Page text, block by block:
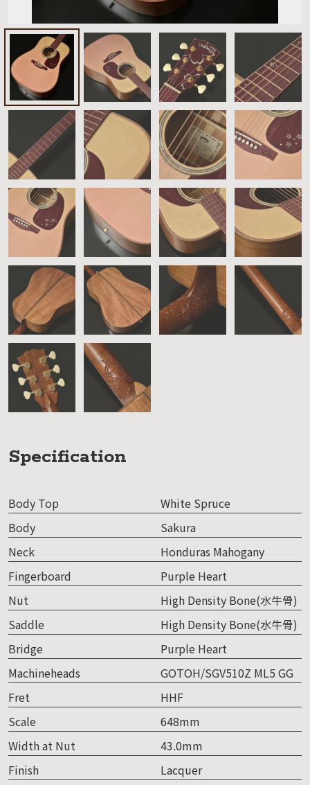
Specification
Body Top
White Spruce
Body
Sakura
Neck
Honduras Mahogany
Fingerboard
Purple Heart
Nut
High Density Bone(水牛骨)
Saddle
High Density Bone(水牛骨)
Bridge
Purple Heart
Machineheads
GOTOH/SGV510Z ML5 GG
Fret
HHF
Scale
648mm
Width at Nut
43.0mm
Finish
Lacquer